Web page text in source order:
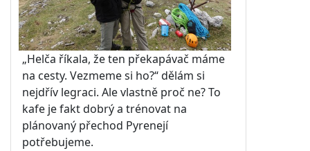
„Helča říkala, že ten překapávač máme
na cesty. Vezmeme si ho?“ dělám si
nejdřív legraci. Ale vlastně proč ne? To
kafe je fakt dobrý a trénovat na
plánovaný přechod Pyrenejí
potřebujeme.